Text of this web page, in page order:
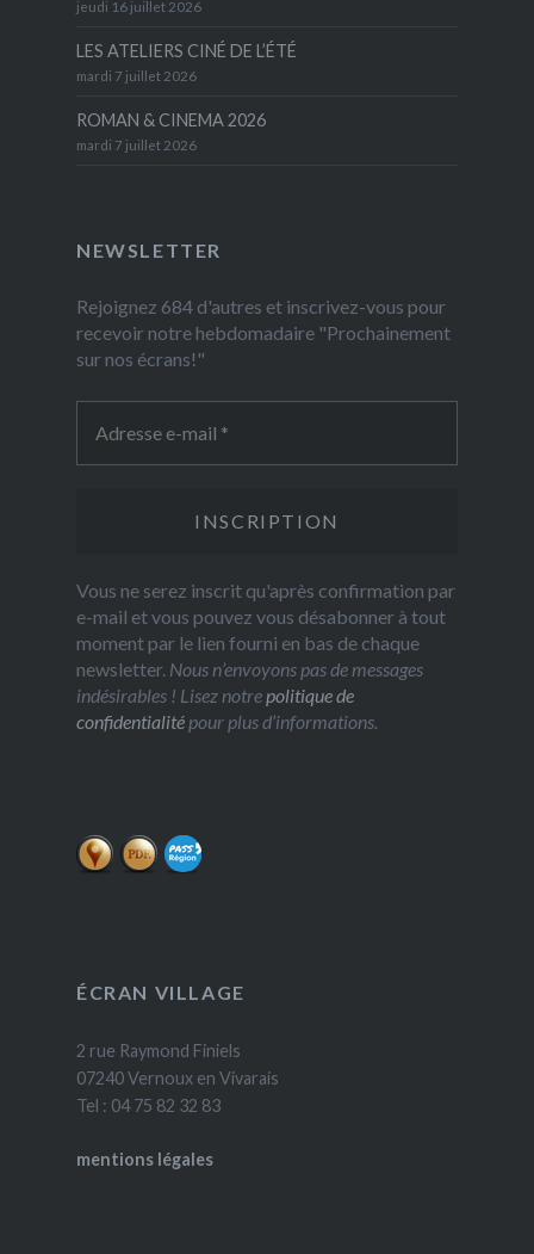
jeudi 16 juillet 2026
LES ATELIERS CINÉ DE L’ÉTÉ
mardi 7 juillet 2026
ROMAN & CINEMA 2026
mardi 7 juillet 2026
NEWSLETTER
Rejoignez 684 d'autres et inscrivez-vous pour
recevoir notre hebdomadaire "Prochainement
sur nos écrans!"
Vous ne serez inscrit qu'après confirmation par
e-mail et vous pouvez vous désabonner à tout
moment par le lien fourni en bas de chaque
newsletter. Nous n’envoyons pas de messages
indésirables ! Lisez notrepolitique de
confidentialitépour plus d’informations.
ÉCRAN VILLAGE
2 rue Raymond Finiels
07240 Vernoux en Vivarais
Tel : 04 75 82 32 83
mentions légales